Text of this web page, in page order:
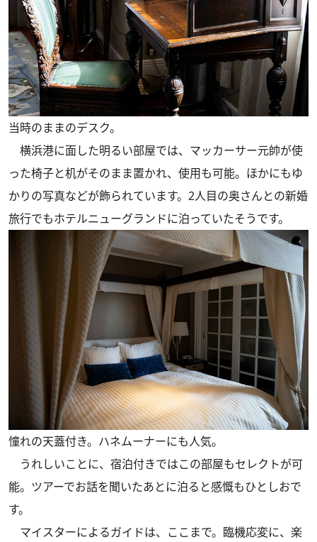
当時のままのデスク。
横浜港に面した明るい部屋では、マッカーサー元帥が使
った椅子と机がそのまま置かれ、使用も可能。ほかにもゆ
かりの写真などが飾られています。2人目の奥さんとの新婚
旅行でもホテルニューグランドに泊っていたそうです。
憧れの天蓋付き。ハネムーナーにも人気。
うれしいことに、宿泊付きではこの部屋もセレクトが可
能。ツアーでお話を聞いたあとに泊ると感慨もひとしおで
す。
マイスターによるガイドは、ここまで。臨機応変に、楽